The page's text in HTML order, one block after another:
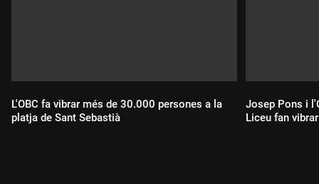
L'OBC fa vibrar més de 30.000 persones a la
platja de Sant Sebastià
Josep Pons i
Liceu fan